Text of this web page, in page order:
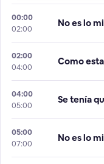
00:00
02:00
No es lo
02:00
04:00
Como
04:00
05:00
Se tenía
05:00
07:00
No es lo